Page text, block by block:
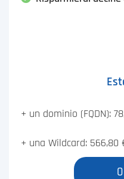
+ un dominio (FQDN):
+ una Wildcard: 566,80